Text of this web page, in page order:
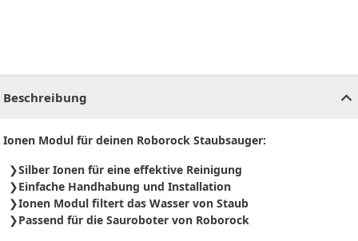
Beschreibung
Ionen Modul für deinen Roborock Staubsauger:
Silber Ionen für eine effektive Reinigung
Einfache Handhabung und Installation
Ionen Modul filtert das Wasser von Staub
Passend für die Sauroboter von Roborock